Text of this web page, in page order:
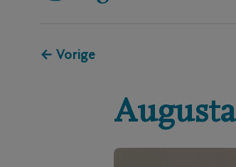
← Vorige
Augusta